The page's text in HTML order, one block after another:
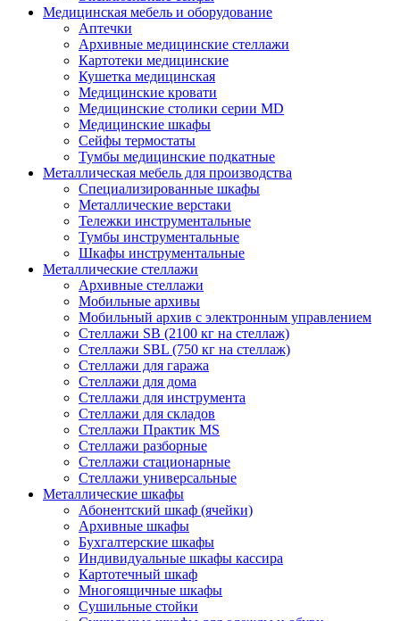
Медицинская мебель и оборудование
Аптечки
Архивные медицинские стеллажи
Картотеки медицинские
Кушетка медицинская
Медицинские кровати
Медицинские столики серии MD
Медицинские шкафы
Сейфы термостаты
Тумбы медицинские подкатные
Металлическая мебель для производства
Cпециализированные шкафы
Металлические верстаки
Тележки инструментальные
Тумбы инструментальные
Шкафы инструментальные
Металлические стеллажи
Архивные стеллажи
Мобильные архивы
Мобильный архив с электронным управлением
Стеллажи SB (2100 кг на стеллаж)
Стеллажи SBL (750 кг на стеллаж)
Стеллажи для гаража
Стеллажи для дома
Стеллажи для инструмента
Стеллажи для складов
Стеллажи Практик MS
Стеллажи разборные
Стеллажи стационарные
Стеллажи универсальные
Металлические шкафы
Абонентский шкаф (ячейки)
Архивные шкафы
Бухгалтерские шкафы
Индивидуальные шкафы кассира
Картотечный шкаф
Многоящичные шкафы
Сушильные стойки